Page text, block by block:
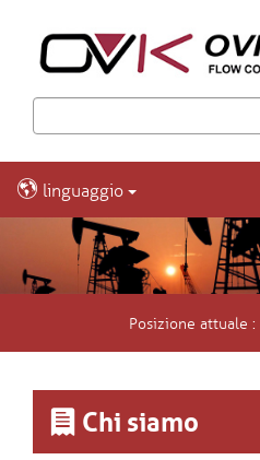
linguaggio
Posizione attuale :
Chi siamo